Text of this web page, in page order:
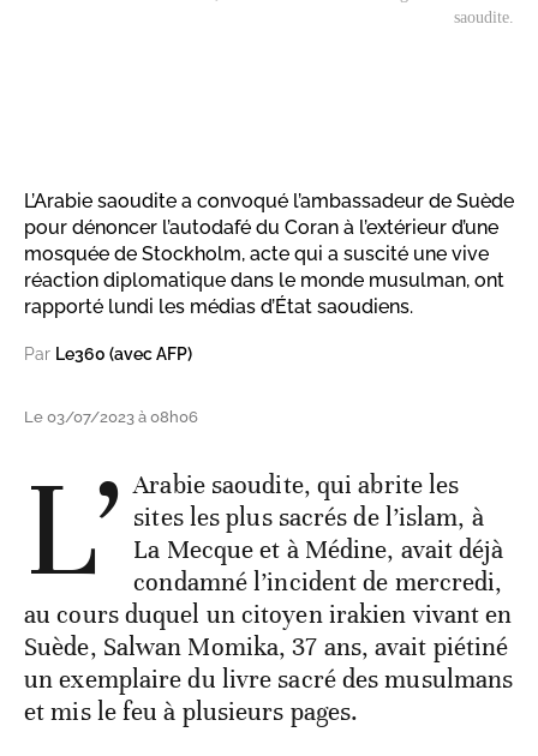
saoudite.
L’Arabie saoudite a convoqué l’ambassadeur de Suède
pour dénoncer l’autodafé du Coran à l’extérieur d’une
mosquée de Stockholm, acte qui a suscité une vive
réaction diplomatique dans le monde musulman, ont
rapporté lundi les médias d’État saoudiens.
Par Le360 (avec AFP)
Le 03/07/2023 à 08h06
L’ Arabie saoudite, qui abrite les
sites les plus sacrés de l’islam, à
La Mecque et à Médine, avait déjà
condamné l’incident de mercredi,
au cours duquel un citoyen irakien vivant en
Suède, Salwan Momika, 37 ans, avait piétiné
un exemplaire du livre sacré des musulmans
et mis le feu à plusieurs pages.